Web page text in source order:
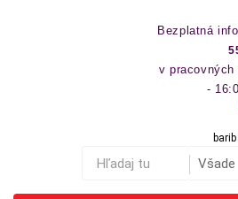
Bezplatná
v pracovných
-